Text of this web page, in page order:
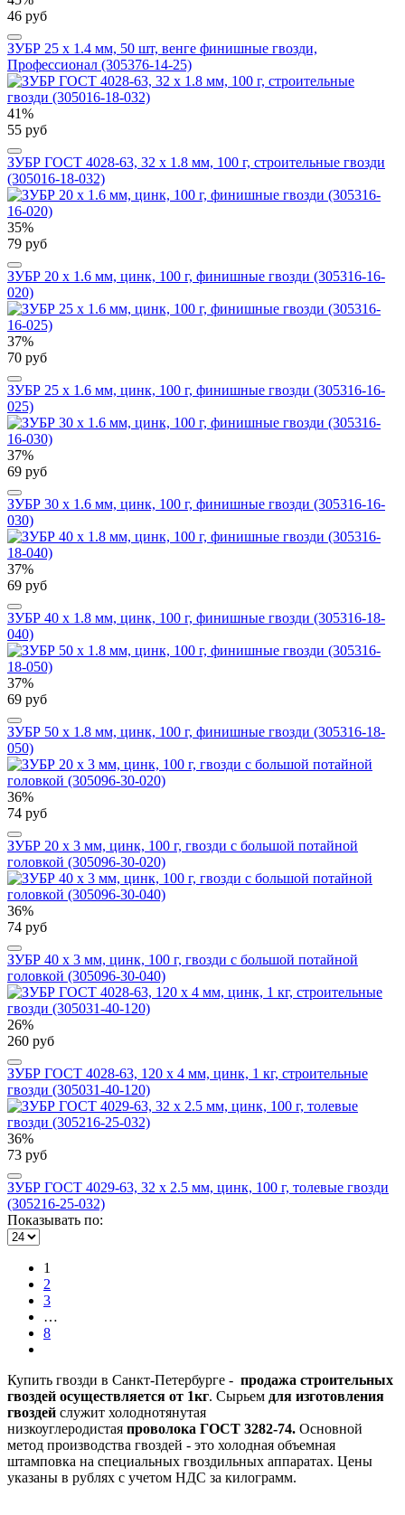
46 руб
ЗУБР 25 x 1.4 мм, 50 шт, венге финишные гвозди,
Профессионал (305376-14-25)
41%
55 руб
ЗУБР ГОСТ 4028-63, 32 x 1.8 мм, 100 г, строительные гвозди
(305016-18-032)
35%
79 руб
ЗУБР 20 x 1.6 мм, цинк, 100 г, финишные гвозди (305316-16-
020)
37%
70 руб
ЗУБР 25 x 1.6 мм, цинк, 100 г, финишные гвозди (305316-16-
025)
37%
69 руб
ЗУБР 30 x 1.6 мм, цинк, 100 г, финишные гвозди (305316-16-
030)
37%
69 руб
ЗУБР 40 x 1.8 мм, цинк, 100 г, финишные гвозди (305316-18-
040)
37%
69 руб
ЗУБР 50 x 1.8 мм, цинк, 100 г, финишные гвозди (305316-18-
050)
36%
74 руб
ЗУБР 20 x 3 мм, цинк, 100 г, гвозди с большой потайной
головкой (305096-30-020)
36%
74 руб
ЗУБР 40 x 3 мм, цинк, 100 г, гвозди с большой потайной
головкой (305096-30-040)
26%
260 руб
ЗУБР ГОСТ 4028-63, 120 x 4 мм, цинк, 1 кг, строительные
гвозди (305031-40-120)
36%
73 руб
ЗУБР ГОСТ 4029-63, 32 x 2.5 мм, цинк, 100 г, толевые гвозди
(305216-25-032)
Показывать по:
1
2
3
…
8
Купить гвозди в Санкт-Петербурге - продажа строительных
гвоздей осуществляется от 1кг. Сырьем для изготовления
гвоздей служит холоднотянутая
низкоуглеродистая проволока ГОСТ 3282-74. Основной
метод производства гвоздей - это холодная объемная
штамповка на специальных гвоздильных аппаратах. Цены
указаны в рублях с учетом НДС за килограмм.